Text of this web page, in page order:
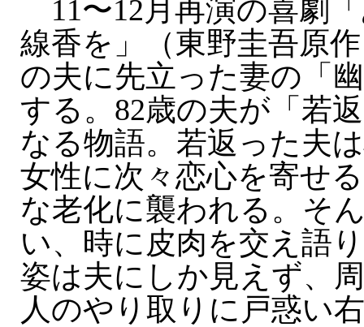
11〜12月再演の喜劇
線香を」（東野圭吾原
の夫に先立った妻の「
する。82歳の夫が「若
なる物語。若返った夫
女性に次々恋心を寄せ
な老化に襲われる。そ
い、時に皮肉を交え語
姿は夫にしか見えず、
人のやり取りに戸惑い